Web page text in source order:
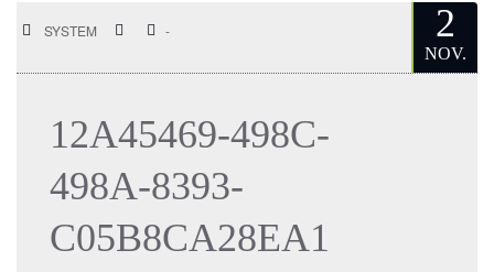
SYSTEM - 2
NOV.
12A45469-498C-
498A-8393-
C05B8CA28EA1